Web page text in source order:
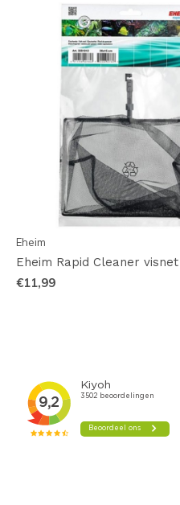
Eheim
Eheim Rapid Cleaner visnet
€11,99